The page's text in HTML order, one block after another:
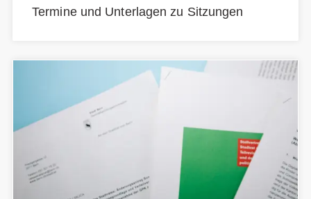
Termine und Unterlagen zu Sitzungen